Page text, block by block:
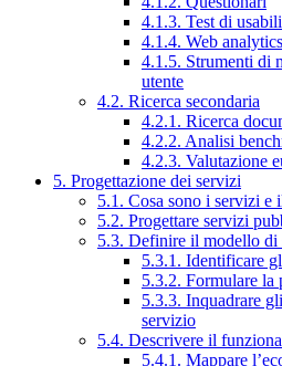
4.1.3. Test di
4.1.4. Web analytics
4.1.5. Strumenti di
utente
4.2. Ricerca secondaria
4.2.1. Ricerca
4.2.2. Analisi
4.2.3. Valutazione
5. Progettazione dei servizi
5.1. Cosa sono i servizi e
5.2. Progettare servizi
5.3. Definire il modello di
5.3.1. Identificare
5.3.2. Formulare la
5.3.3. Inquadrare
servizio
5.4. Descrivere il
5.4.1. Mappare